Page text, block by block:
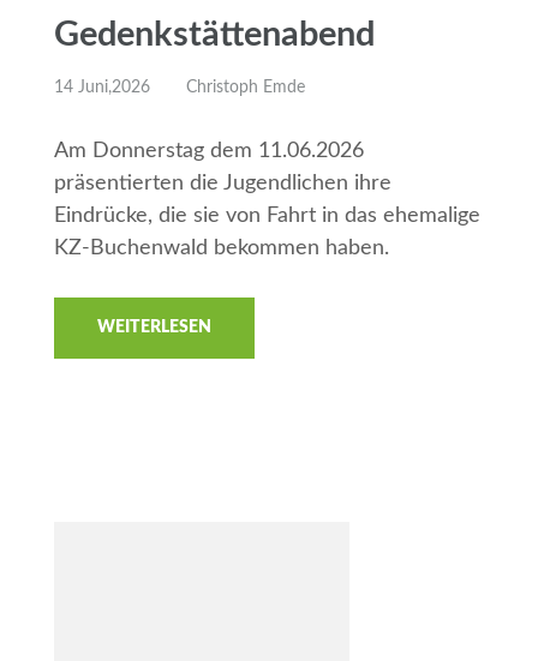
Gedenkstättenabend
14 Juni,2026 Christoph Emde
Am Donnerstag dem 11.06.2026
präsentierten die Jugendlichen ihre
Eindrücke, die sie von Fahrt in das ehemalige
KZ-Buchenwald bekommen haben.
WEITERLESEN